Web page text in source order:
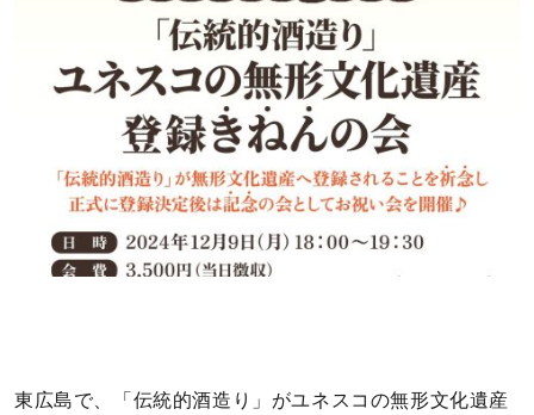
東広島で、「伝統的酒造り」がユネスコの無形文化遺産